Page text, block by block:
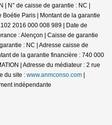
| N° de caisse de garantie : NC |
Paris | Montant de la garantie
2016 000 008 989 | Date de
: Alençon | Caisse de garantie
: NC | Adresse caisse de
de la garantie financière : 740 000
| Adresse du médiateur : 2 rue
du site : www.anmconso.com |
indépendante